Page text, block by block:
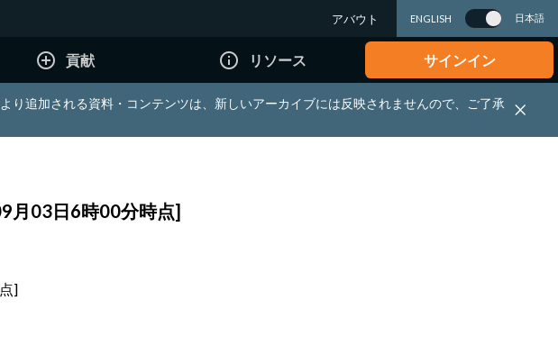
アバウト ENGLISH 日本語
add_circle_outline 貢献 info_outline リソース サインイン
り追加される資料・コンテンツは、新しいアーカイブには反映されませんので、ご了承
月03日6時00分時点]
]